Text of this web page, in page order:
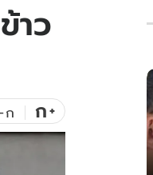
เกมส์
ดูทีวี
WeTV
าว
ก ก+